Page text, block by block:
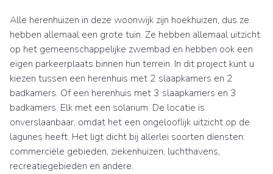
Alle herenhuizen in deze woonwijk zijn hoekhuizen, dus ze
hebben allemaal een grote tuin. Ze hebben allemaal uitzicht
op het gemeenschappelijke zwembad en hebben ook een
eigen parkeerplaats binnen hun terrein. In dit project kunt u
kiezen tussen een herenhuis met 2 slaapkamers en 2
badkamers. Of een herenhuis met 3 slaapkamers en 3
badkamers. Elk met een solarium. De locatie is
onverslaanbaar, omdat het een ongelooflijk uitzicht op de
lagunes heeft. Het ligt dicht bij allerlei soorten diensten:
commerciële gebieden, ziekenhuizen, luchthavens,
recreatiegebieden en andere.